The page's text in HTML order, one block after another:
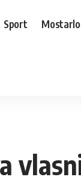
Sport